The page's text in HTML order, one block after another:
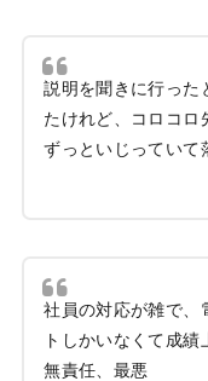
説明を聞きに行った
たけれど、コロコロ
ずっといじっていて
社員の対応が雑で、
トしかいなくて成績
無責任、最悪